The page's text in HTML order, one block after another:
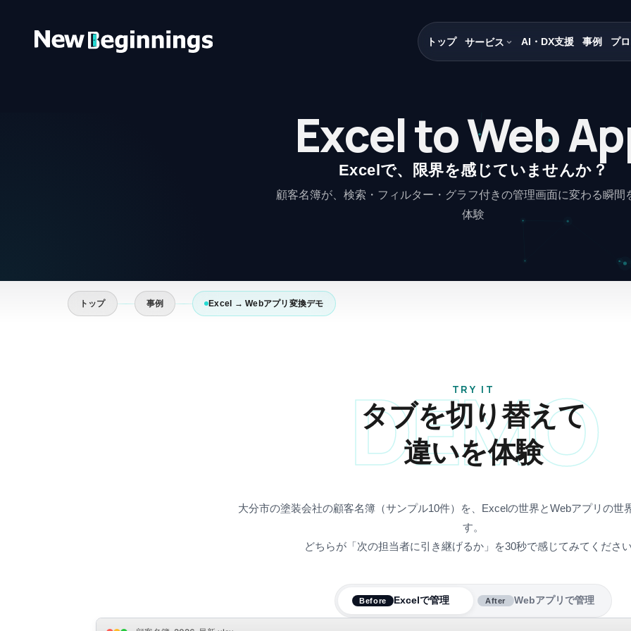
トップ サービス AI・DX支援 事例 プ
Excel to Web
Excelで、限界を感じていませんか？
顧客名簿が、検索・フィルター・グラフ付きの管理画面に変わる瞬間
体験
トップ 事例 Excel → Webアプリ変換デモ
DEMO
TRY IT
タブを切り替えて
違いを体験
大分市の塗装会社の顧客名簿（サンプル10件）を、Excelの世界とWebアプリの世
す。
どちらが「次の担当者に引き継げるか」を30秒で感じてみてください
Before Excelで管理 After Webアプリで管理